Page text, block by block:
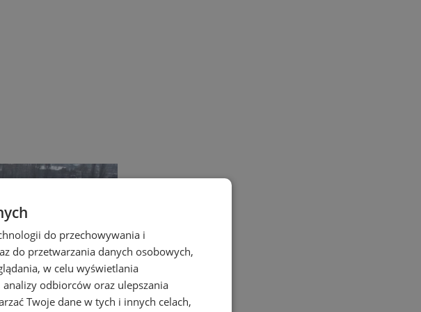
do przechowywania i
do przetwarzania danych osobowych,
w celu wyświetlania
odbiorców oraz ulepszania
Twoje dane w tych i innych celach,